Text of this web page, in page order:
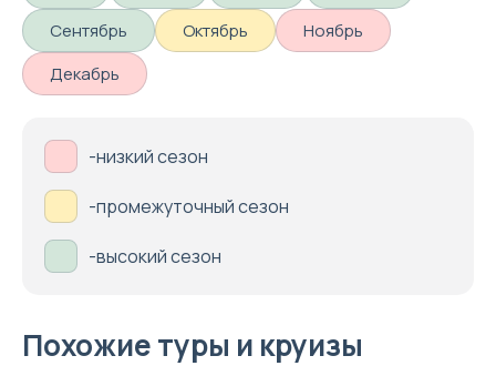
Сентябрь
Октябрь
Ноябрь
Декабрь
-низкий сезон
-промежуточный сезон
-высокий сезон
Похожие туры и круизы